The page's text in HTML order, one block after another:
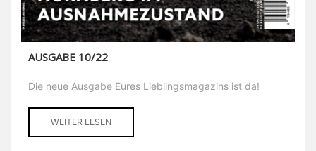
AUSGABE 10/22
Die neue Ausgabe Eures Lieblingsmagazins ist da!
WEITER LESEN